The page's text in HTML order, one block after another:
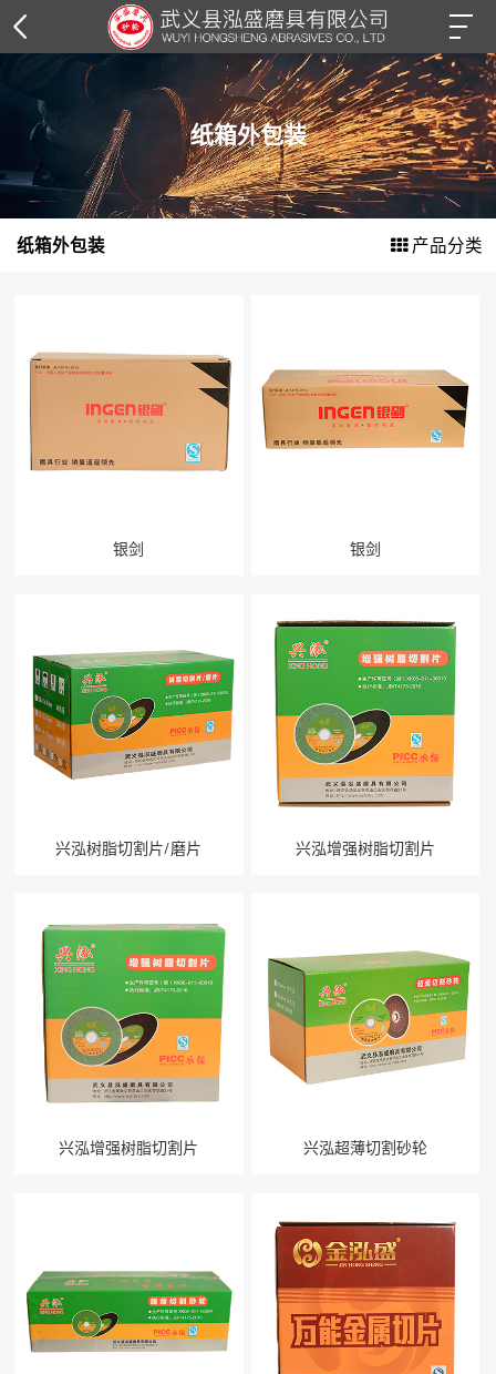
纸箱外包装
纸箱外包装 产品分类
银剑 银剑
兴泓树脂切割片/磨片 兴泓增强树脂切割片
兴泓增强树脂切割片 兴泓超薄切割砂轮
树脂砂轮片
角磨片系列
切割片系列
钢丝轮系列
抛光轮系列
抛光膏系列
纸箱外包装